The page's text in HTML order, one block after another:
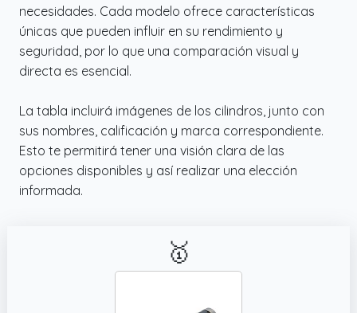
necesidades. Cada modelo ofrece características
únicas que pueden influir en su rendimiento y
seguridad, por lo que una comparación visual y
directa es esencial.
La tabla incluirá imágenes de los cilindros, junto con
sus nombres, calificación y marca correspondiente.
Esto te permitirá tener una visión clara de las
opciones disponibles y así realizar una elección
informada.
🥇